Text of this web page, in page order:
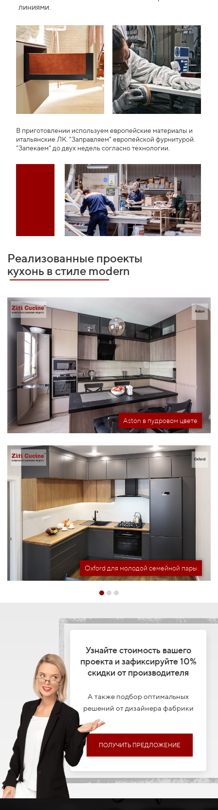
линиями.
В приготовлении используем европейские материалы и
итальянские ЛК. "Заправляем" европейской фурнитурой.
"Запекаем" до двух недель согласно технологии.
Реализованные проекты
кухонь в стиле modern
Aston в пудровом цвете
Oxford для молодой семейной пары
Узнайте стоимость вашего
проекта и зафиксируйте 10%
скидки от производителя
А также подбор оптимальных
решений от дизайнера фабрики
ПОЛУЧИТЬ ПРЕДЛОЖЕНИЕ